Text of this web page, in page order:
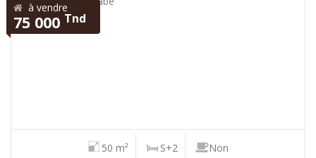
à vendre
75 000 Tnd
50 m² S+2 Non